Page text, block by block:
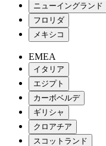
ニューイングランド
フロリダ
メキシコ
EMEA
イタリア
エジプト
カーボベルデ
ギリシャ
クロアチア
スコットランド